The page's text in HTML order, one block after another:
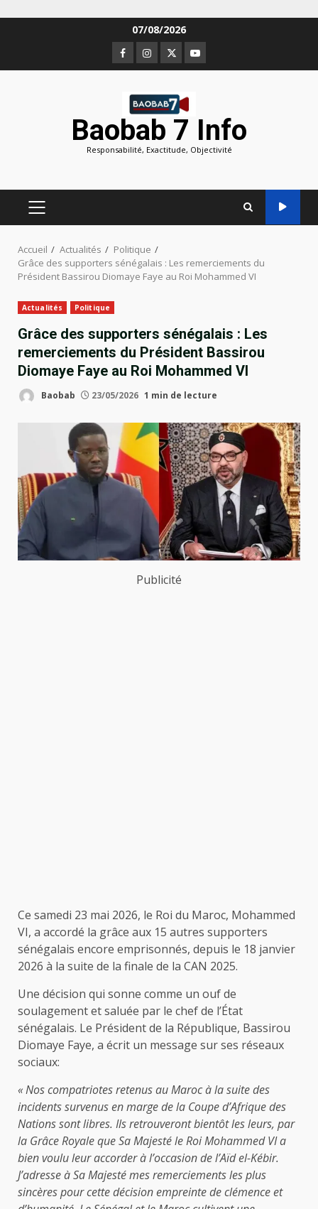
07/08/2026
Facebook
Instagram
TwitterYoutube
Baobab 7 Info
Responsabilité, Exactitude, Objectivité
MENU
PRINCIPAL
Accueil Actualités
Politique
Grâce des supporters sénégalais : Les remerciements du
Président Bassirou Diomaye Faye au Roi Mohammed VI
Actualités Politique
Grâce des supporters sénégalais : Les
remerciements du Président Bassirou
Diomaye Faye au Roi Mohammed VI
Baobab 23/05/2026 1 min de lecture
Publicité
Ce samedi 23 mai 2026, le Roi du Maroc, Mohammed
VI, a accordé la grâce aux 15 autres supporters
sénégalais encore emprisonnés, depuis le 18 janvier
2026 à la suite de la finale de la CAN 2025.
Une décision qui sonne comme un ouf de
soulagement et saluée par le chef de l’État
sénégalais. Le Président de la République, Bassirou
Diomaye Faye, a écrit un message sur ses réseaux
sociaux:
« Nos compatriotes retenus au Maroc à la suite des
incidents survenus en marge de la Coupe d’Afrique des
Nations sont libres. Ils retrouveront bientôt les leurs, par
la Grâce Royale que Sa Majesté le Roi Mohammed VI a
bien voulu leur accorder à l’occasion de l’Aïd el-Kébir.
J’adresse à Sa Majesté mes remerciements les plus
sincères pour cette décision empreinte de clémence et